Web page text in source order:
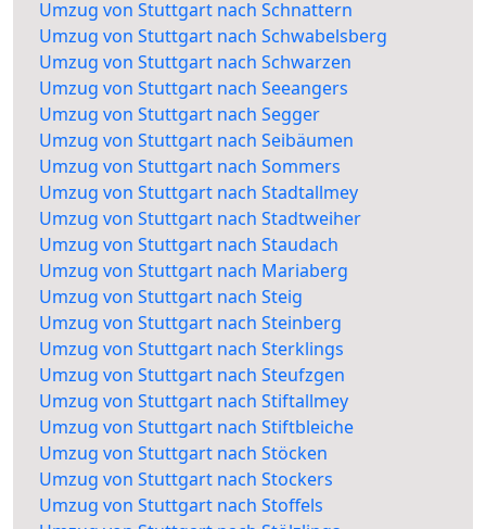
Umzug von Stuttgart nach Schnattern
Umzug von Stuttgart nach Schwabelsberg
Umzug von Stuttgart nach Schwarzen
Umzug von Stuttgart nach Seeangers
Umzug von Stuttgart nach Segger
Umzug von Stuttgart nach Seibäumen
Umzug von Stuttgart nach Sommers
Umzug von Stuttgart nach Stadtallmey
Umzug von Stuttgart nach Stadtweiher
Umzug von Stuttgart nach Staudach
Umzug von Stuttgart nach Mariaberg
Umzug von Stuttgart nach Steig
Umzug von Stuttgart nach Steinberg
Umzug von Stuttgart nach Sterklings
Umzug von Stuttgart nach Steufzgen
Umzug von Stuttgart nach Stiftallmey
Umzug von Stuttgart nach Stiftbleiche
Umzug von Stuttgart nach Stöcken
Umzug von Stuttgart nach Stockers
Umzug von Stuttgart nach Stoffels